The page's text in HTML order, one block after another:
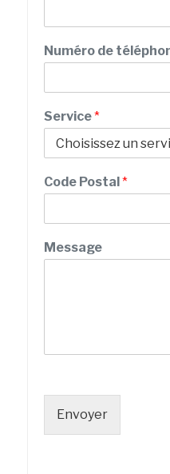
m
E
m
i
d
S
r
e
Numéro de
Service*
Code Postal*
Message
Envoyer